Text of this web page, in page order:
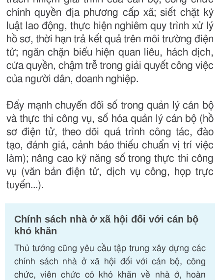
chính quyền địa phương cấp xã; siết chặt kỷ
luật lao động, thực hiện nghiêm quy trình xử lý
hồ sơ, thời hạn trả kết quả trên môi trường điện
tử; ngăn chặn biểu hiện quan liêu, hách dịch,
cửa quyền, chậm trễ trong giải quyết công việc
của người dân, doanh nghiệp.
Đẩy mạnh chuyển đổi số trong quản lý cán bộ
và thực thi công vụ, số hóa quản lý cán bộ (hồ
sơ điện tử, theo dõi quá trình công tác, đào
tạo, đánh giá, cảnh báo thiếu chuẩn vị trí việc
làm); nâng cao kỹ năng số trong thực thi công
vụ (văn bản điện tử, dịch vụ công, họp trực
tuyến...).
Chính sách nhà ở xã hội đối với cán bộ
khó khăn
Thủ tướng cũng yêu cầu tập trung xây dựng các
chính sách nhà ở xã hội đối với cán bộ, công
chức, viên chức có khó khăn về nhà ở, hoàn